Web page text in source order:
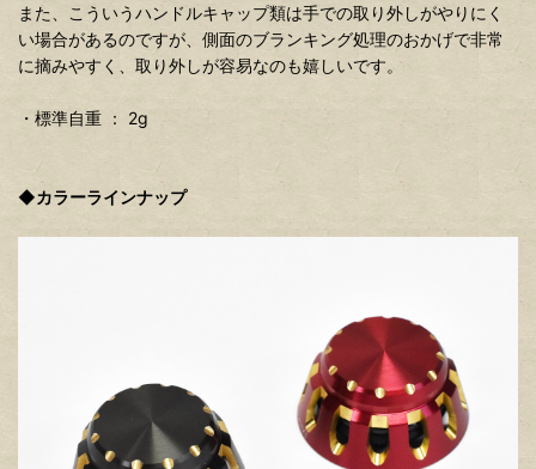
また、こういうハンドルキャップ類は手での取り外しがやりにく
い場合があるのですが、側面のブランキング処理のおかげで非常
に摘みやすく、取り外しが容易なのも嬉しいです。
・標準自重 ： 2g
◆カラーラインナップ